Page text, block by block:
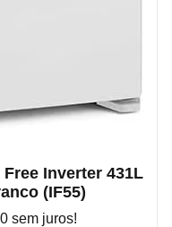
Inverter 431L
(IF55)
sem juros!